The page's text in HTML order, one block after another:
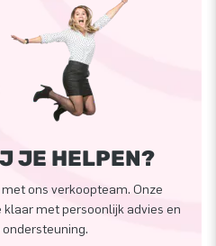
JE HELPEN?
ons verkoopteam. Onze
met persoonlijk advies en